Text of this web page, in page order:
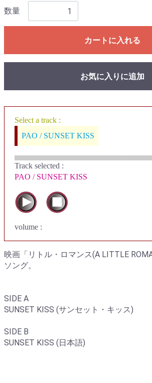
数量
カートに入れる
お気に入りに追加
Select a track :
PAO / SUNSET KISS
Track selected :
PAO / SUNSET KISS
volume :
映画「リトル・ロマンス(A LITTLE
ソング。
SIDE A
SUNSET KISS (サンセット・キッス)
SIDE B
SUNSET KISS (日本語)